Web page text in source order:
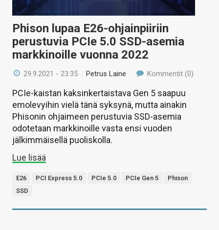
Phison lupaa E26-ohjainpiiriin
perustuvia PCIe 5.0 SSD-asemia
markkinoille vuonna 2022
29.9.2021 - 23:35 /Petrus Laine Kommentit (0)
PCIe-kaistan kaksinkertaistava Gen 5 saapuu
emolevyihin vielä tänä syksynä, mutta ainakin
Phisonin ohjaimeen perustuvia SSD-asemia
odotetaan markkinoille vasta ensi vuoden
jälkimmäisellä puoliskolla.
Lue lisää
E26 PCI Express 5.0 PCIe 5.0 PCIe Gen 5
Phison
SSD